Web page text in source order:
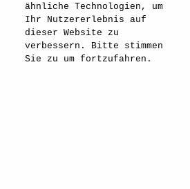
ähnliche Technologien, um
Ihr Nutzererlebnis auf
dieser Website zu
verbessern. Bitte stimmen
Sie zu um fortzufahren.